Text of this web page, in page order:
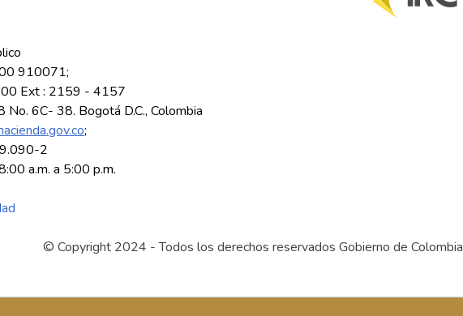
910071;
Ext : 2159 - 4157
No. 6C- 38. Bogotá D.C., Colombia
;
2
a.m. a 5:00 p.m.
© Copyright 2024 - Todos los derechos reservados Gobierno de Colombia